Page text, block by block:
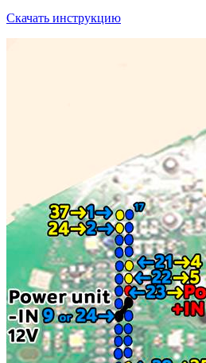
Скачать инструкцию